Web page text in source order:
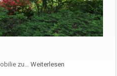
zu… Weiterlesen